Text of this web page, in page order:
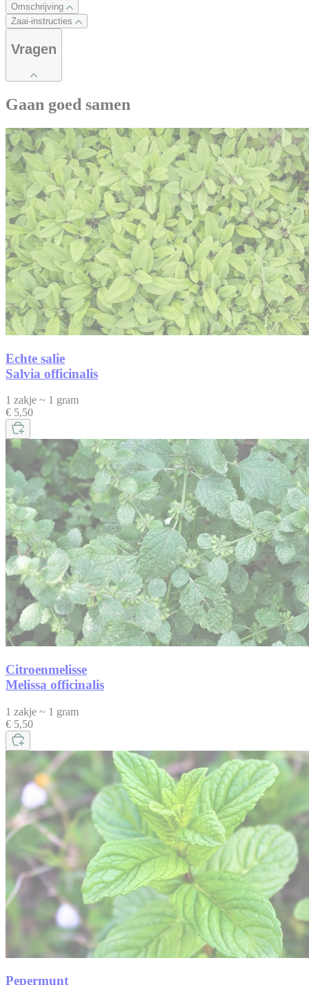
Omschrijving
Zaai-instructies
Vragen
Gaan goed samen
Echte salie
Salvia officinalis
1 zakje ~ 1 gram
€ 5,50
Citroenmelisse
Melissa officinalis
1 zakje ~ 1 gram
€ 5,50
Pepermunt